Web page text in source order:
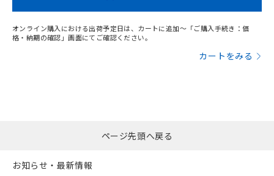
オンライン購入における出荷予定日は、カートに追加～「ご購入手続き：価
格・納期の確認」画面にてご確認ください。
カートをみる
ページ先頭へ戻る
お知らせ・最新情報